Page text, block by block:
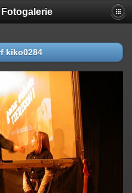
kiko0284